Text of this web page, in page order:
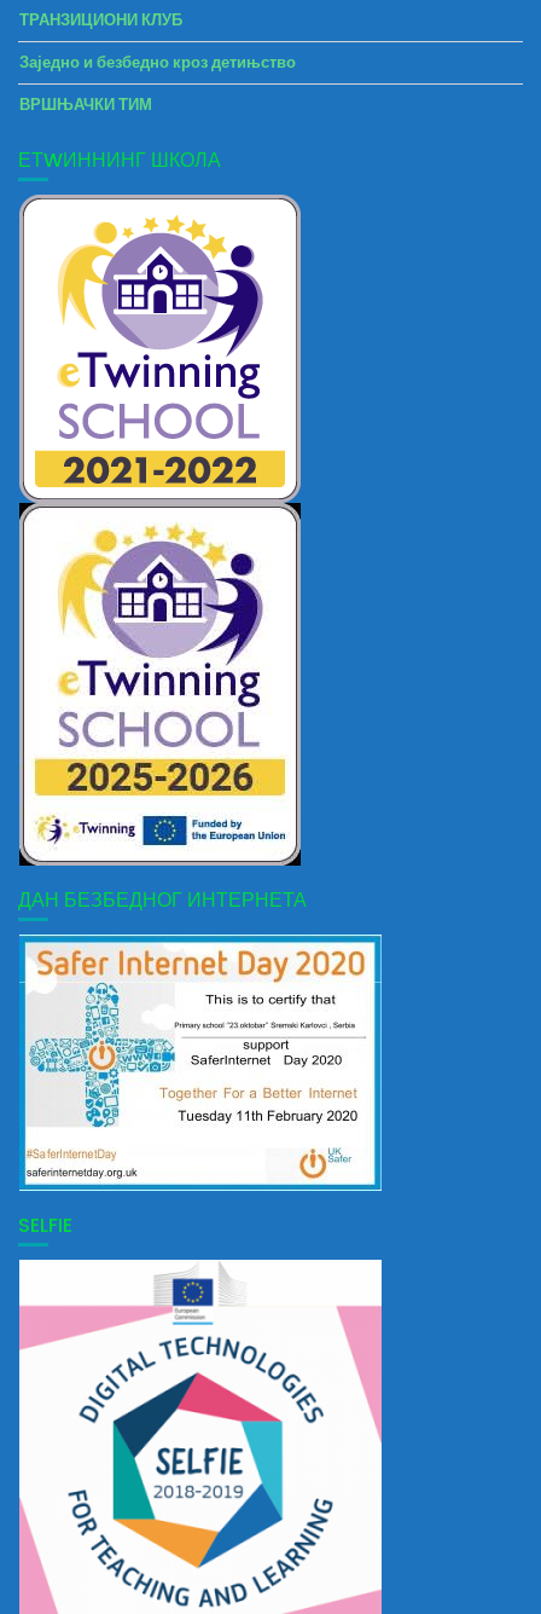
ТРАНЗИЦИОНИ КЛУБ
Заједно и безбедно кроз детињство
ВРШЊАЧКИ ТИМ
ЕТWИННИНГ ШКОЛА
ДАН БЕЗБЕДНОГ ИНТЕРНЕТА
SELFIE